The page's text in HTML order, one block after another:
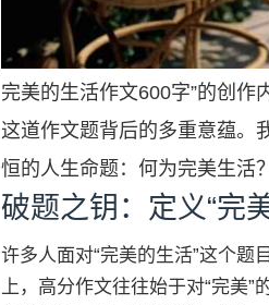
完美的生活作文600字”的创作
这道作文题背后的多重意蕴。
恒的人生命题：何为完美生活
破题之钥：定义“完
许多人面对“完美的生活”这个
上，高分作文往往始于对“完美